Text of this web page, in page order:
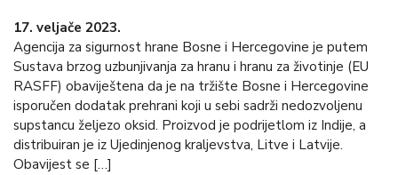
17. veljače 2023.
Agencija za sigurnost hrane Bosne i Hercegovine je putem
Sustava brzog uzbunjivanja za hranu i hranu za životinje (EU
RASFF) obaviještena da je na tržište Bosne i Hercegovine
isporučen dodatak prehrani koji u sebi sadrži nedozvoljenu
supstancu željezo oksid. Proizvod je podrijetlom iz Indije, a
distribuiran je iz Ujedinjenog kraljevstva, Litve i Latvije.
Obavijest se […]